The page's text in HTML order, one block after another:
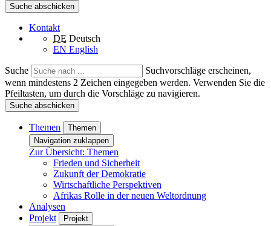
Suche abschicken
Kontakt
DE Deutsch
EN English
Suche
Suchvorschläge erscheinen,
wenn mindestens 2 Zeichen eingegeben werden. Verwenden Sie die
Pfeiltasten, um durch die Vorschläge zu navigieren.
Suche abschicken
Themen
Themen
Navigation zuklappen
Zur Übersicht: Themen
Frieden und Sicherheit
Zukunft der Demokratie
Wirtschaftliche Perspektiven
Afrikas Rolle in der neuen Weltordnung
Analysen
Projekt
Projekt